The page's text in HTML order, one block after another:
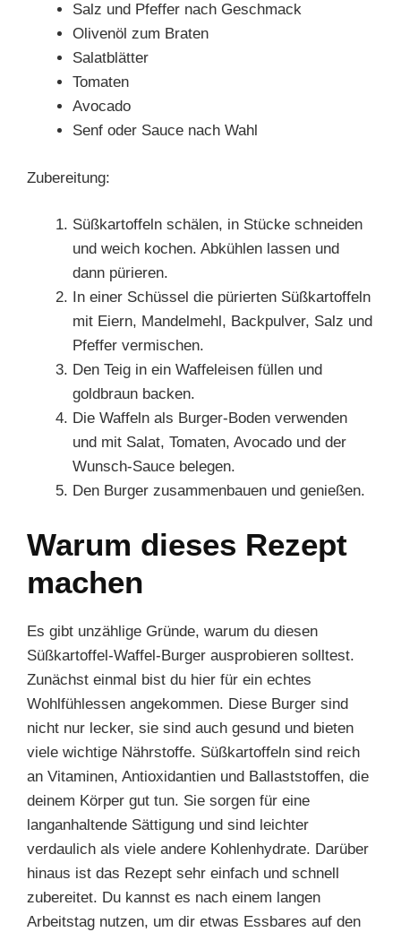
Salz und Pfeffer nach Geschmack
Olivenöl zum Braten
Salatblätter
Tomaten
Avocado
Senf oder Sauce nach Wahl
Zubereitung:
Süßkartoffeln schälen, in Stücke schneiden
und weich kochen. Abkühlen lassen und
dann pürieren.
In einer Schüssel die pürierten Süßkartoffeln
mit Eiern, Mandelmehl, Backpulver, Salz und
Pfeffer vermischen.
Den Teig in ein Waffeleisen füllen und
goldbraun backen.
Die Waffeln als Burger-Boden verwenden
und mit Salat, Tomaten, Avocado und der
Wunsch-Sauce belegen.
Den Burger zusammenbauen und genießen.
Warum dieses Rezept
machen
Es gibt unzählige Gründe, warum du diesen
Süßkartoffel-Waffel-Burger ausprobieren solltest.
Zunächst einmal bist du hier für ein echtes
Wohlfühlessen angekommen. Diese Burger sind
nicht nur lecker, sie sind auch gesund und bieten
viele wichtige Nährstoffe. Süßkartoffeln sind reich
an Vitaminen, Antioxidantien und Ballaststoffen, die
deinem Körper gut tun. Sie sorgen für eine
langanhaltende Sättigung und sind leichter
verdaulich als viele andere Kohlenhydrate. Darüber
hinaus ist das Rezept sehr einfach und schnell
zubereitet. Du kannst es nach einem langen
Arbeitstag nutzen, um dir etwas Essbares auf den